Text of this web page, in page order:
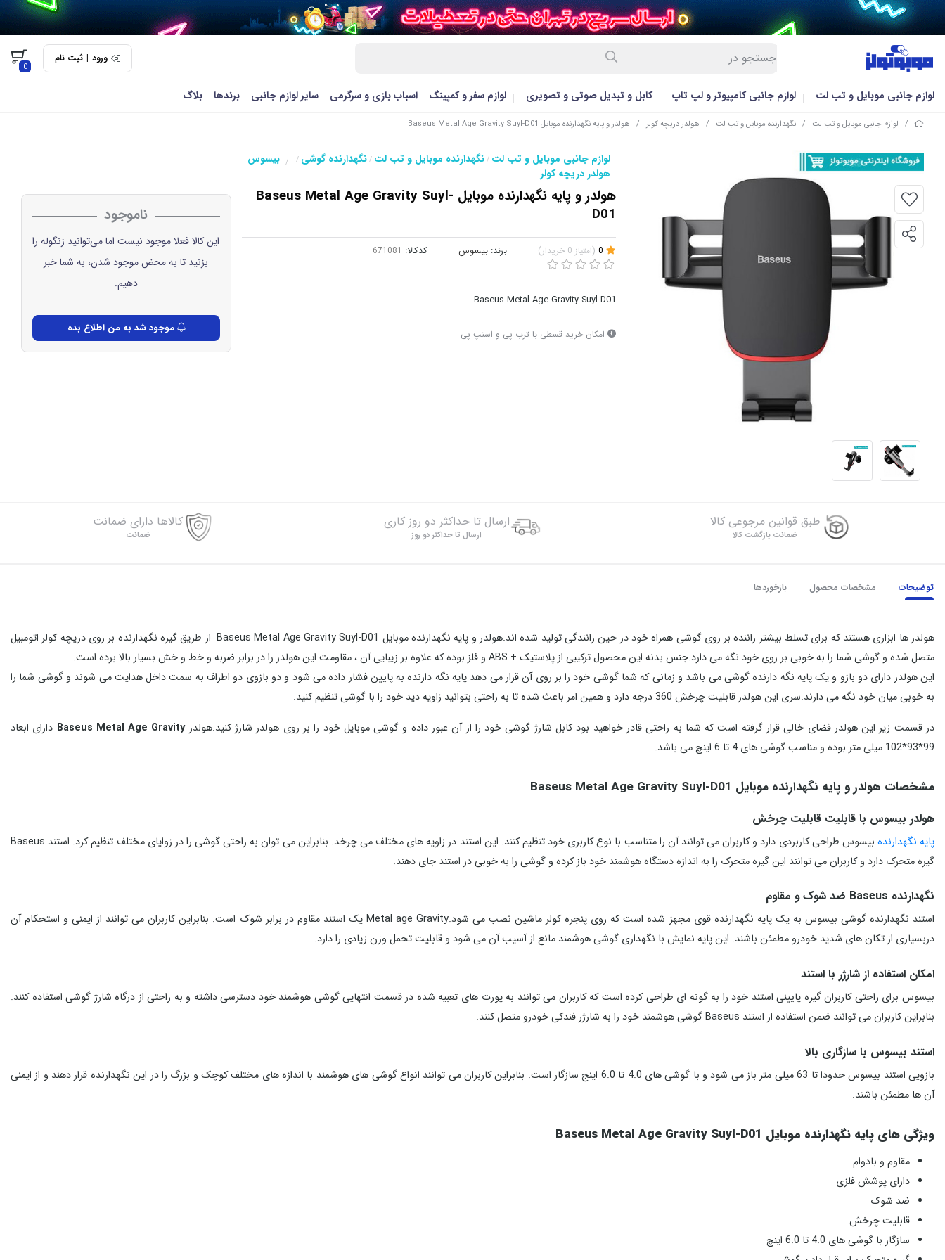
ورود | ثبت نام
0
لوازم جانبی موبایل و تب لت لوازم جانبی کامپیوتر و لپ تاپ کابل و تبدیل صوتی و تصویری لوازم سفر و کمپینگ اسباب بازی و سرگرمی سایر لوازم جانبی برندها بلاگ
/ لوازم جانبی موبایل و تب لت / نگهدارنده موبایل و تب لت / هولدر دریچه کولر / هولدر و پایه نگهدارنده موبایل Baseus Metal Age Gravity Suyl-D01
لوازم جانبی موبایل و تب لت / نگهدارنده موبایل و تب لت / نگهدارنده گوشی /
هولدر دریچه کولر
/ بیسوس
هولدر و پایه نگهدارنده موبایل Baseus Metal Age Gravity Suyl-
D01
(امتیاز 0 خریدار) برند: بیسوس کدکالا:
Baseus Metal Age Gravity Suyl-D01
امکان خرید قسطی با ترب پی و اسنپ پی
ناموجود
این کالا فعلا موجود نیست اما می‌توانید زنگوله را
بزنید تا به محض موجود شدن، به شما خبر
دهیم.
موجود شد به من اطلاع بده
طبق قوانین مرجوعی کالا
ضمانت بازگشت کالا
ارسال تا حداکثر دو روز کاری
ارسال تا حداکثر دو روز
کالاها دارای ضمانت
ضمانت
توضیحات مشخصات محصول بازخوردها
هولدر ها ابزاری هستند که برای تسلط بیشتر راننده بر روی گوشی همراه خود در حین رانندگی تولید شده اند.هولدر و پایه نگهدارنده موبایل Baseus Metal Age Gravity Suyl-D01
از طریق گیره نگهدارنده بر روی دریچه کولر اتومبیل
متصل شده و گوشی شما را به خوبی بر روی خود نگه می دارد.جنس بدنه این محصول ترکیبی از پلاستیک + ABS و فلز بوده که علاوه بر زیبایی آن ، مقاومت این هولدر را در برابر ضربه و خط و خش بسیار بالا برده است.
این هولدر دارای دو بازو و یک پایه نگه دارنده گوشی می باشد و زمانی که شما گوشی خود را بر روی آن قرار می دهد پایه نگه دارنده به پایین فشار داده می شود و دو بازوی دو اطراف به سمت داخل هدایت می شوند و گوشی شما را
به خوبی میان خود نگه می دارند.سری این هولدر قابلیت چرخش 360 درجه دارد و همین امر باعث شده تا به راحتی بتوانید زاویه دید خود را با گوشی تنظیم کنید.
در قسمت زیر این هولدر فضای خالی قرار گرفته است که شما به راحتی قادر خواهید بود کابل شارژ گوشی خود را از آن عبور داده و گوشی موبایل خود را بر روی هولدر شارژ کنید.هولدرBaseus Metal Age Gravity دارای ابعاد
99*93*102 میلی متر بوده و مناسب گوشی های 4 تا 6 اینچ می باشد.
مشخصات هولدر و پایه نگهدارنده موبایل Baseus Metal Age Gravity Suyl-D01
هولدر بیسوس با قابلیت قابلیت چرخش
پایه نگهدارنده
بیسوس طراحی کاربردی دارد و کاربران می توانند آن را متناسب با نوع کاربری خود تنظیم کنند. این استند در زاویه های مختلف می چرخد. بنابراین می توان به راحتی گوشی را در زوایای مختلف تنظیم کرد. استند Baseus
گیره متحرک دارد و کاربران می توانند این گیره متحرک را به اندازه دستگاه هوشمند خود باز کرده و گوشی را به خوبی در استند جای دهند.
نگهدارنده Baseus ضد شوک و مقاوم
استند نگهدارنده گوشی بیسوس به یک پایه نگهدارنده قوی مجهز شده است که روی پنجره کولر ماشین نصب می شود.Metal age Gravity یک استند مقاوم در برابر شوک است. بنابراین کاربران می توانند از ایمنی و استحکام آن
دربسیاری از تکان های شدید خودرو مطمئن باشند. این پایه نمایش با نگهداری گوشی هوشمند مانع از آسیب آن می شود و قابلیت تحمل وزن زیادی را دارد.
امکان استفاده از شارژر با استند
بیسوس برای راحتی کاربران گیره پایینی استند خود را به گونه ای طراحی کرده است که کاربران می توانند به پورت های تعبیه شده در قسمت انتهایی گوشی هوشمند خود دسترسی داشته و به راحتی از درگاه شارژ گوشی استفاده کنند.
بنابراین کاربران می توانند ضمن استفاده از استند Baseus گوشی هوشمند خود را به شارژر فندکی خودرو متصل کنند.
استند بیسوس با سازگاری بالا
بازویی استند بیسوس حدودا تا 63 میلی متر باز می شود و با گوشی های 4.0 تا 6.0 اینج سازگار است. بنابراین کاربران می توانند انواع گوشی های هوشمند با اندازه های مختلف کوچک و بزرگ را در این نگهدارنده قرار دهند و از ایمنی
آن ها مطمئن باشند.
ویژگی های پایه نگهدارنده موبایل Baseus Metal Age Gravity Suyl-D01
مقاوم و بادوام
دارای پوشش فلزی
ضد شوک
قابلیت چرخش
سازگار با گوشی های 4.0 تا 6.0 اینچ